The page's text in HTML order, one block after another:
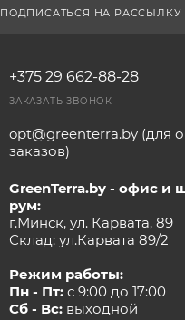
ПОДПИСАТЬСЯ НА РАССЫЛКУ
+375 29 662-88-28
ЗАКАЗАТЬ ЗВОНОК
opt@greenterra.by (для
заказов)
GreenTerra.by - офис и
рум:
г.Минск, ул. Карвата, 89
Склад: ул.Карвата 89/2
Режим работы:
Пн - Пт:с 9:00 до 17:00
Сб - Вс:выходной